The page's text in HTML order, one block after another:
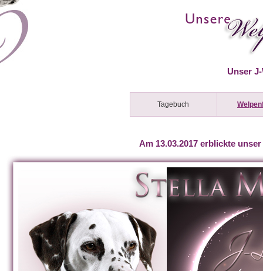
Unser
Tagebuch
Am 13.03.2017 erblickte